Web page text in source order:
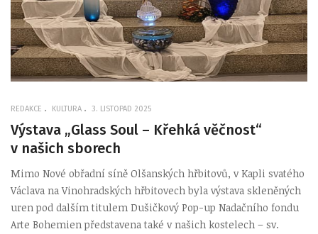
REDAKCE KULTURA 3. LISTOPAD 2025
Výstava „Glass Soul – Křehká věčnost“
v našich sborech
Mimo Nové obřadní síně Olšanských hřbitovů, v Kapli svatého
Václava na Vinohradských hřbitovech byla výstava skleněných
uren pod dalším titulem Dušičkový Pop-up Nadačního fondu
Arte Bohemien představena také v našich kostelech – sv.